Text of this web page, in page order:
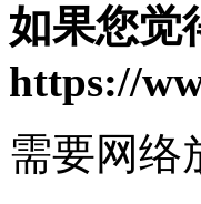
如果您觉
https://
需要网络